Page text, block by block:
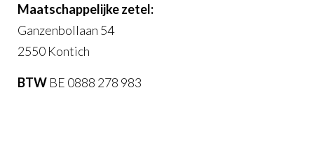
Maatschappelijke zetel:
Ganzenbollaan 54
2550 Kontich
BTW BE 0888 278 983